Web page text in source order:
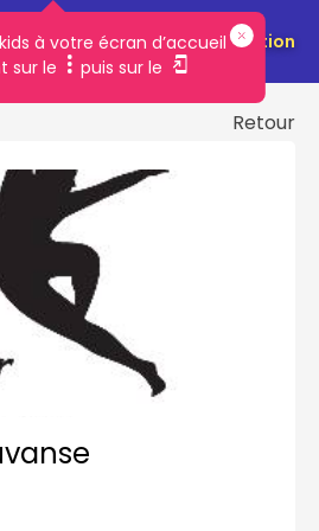
Télécharger l'application
Retour
contact *
de contact *
à votre écran d’accueil
sur le
puis sur le